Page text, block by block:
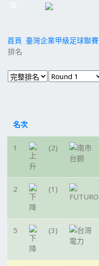
首頁 臺灣企業甲級足球聯賽
排名
名次
1 (2)
2 (1)
5 (3)